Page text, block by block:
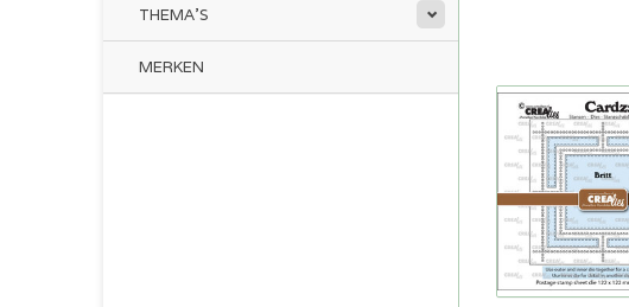
THEMA'S
MERKEN